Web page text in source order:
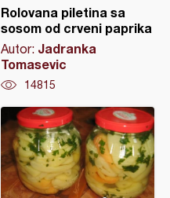
Rolovana piletina sa
sosom od crveni paprika
Autor: Jadranka
Tomasevic
14815